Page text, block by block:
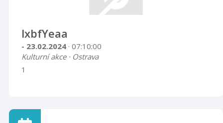
lxbfYeaa
- 23.02.2024 · 07:10:00
Kulturní akce · Ostrava
1